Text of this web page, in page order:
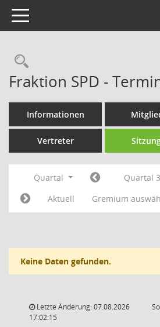
Toggle navigation
Rechercheauswahl
Fraktion SPD -
Informationen
Vertreter
Quartal Quartal 3
Aktuell
Gremium
Keine Daten gefunden.
Letzte Änderung: 07.08.2026
17:02:15